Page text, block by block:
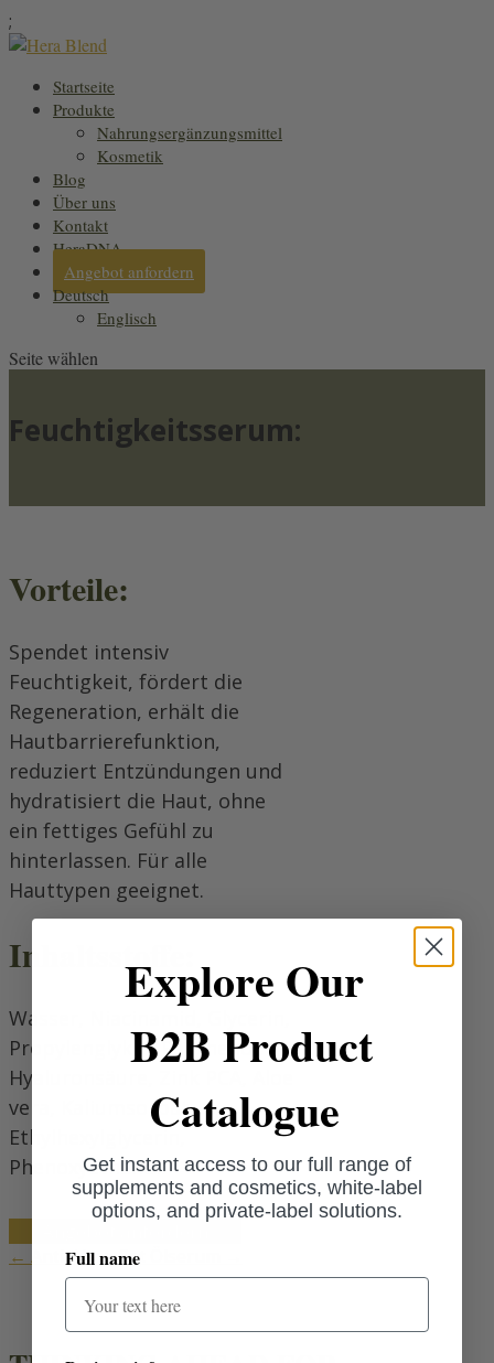
;
Startseite
Produkte
Nahrungsergänzungsmittel
Kosmetik
Blog
Über uns
Kontakt
HeraDNA
Angebot anfordern
Deutsch
Englisch
Seite wählen
Feuchtigkeitsserum:
Vorteile:
Spendet intensiv
Feuchtigkeit, fördert die
Regeneration, erhält die
Hautbarrierefunktion,
reduziert Entzündungen und
hydratisiert die Haut, ohne
ein fettiges Gefühl zu
hinterlassen. Für alle
Hauttypen geeignet.
Inhaltsstoffe:
Wasser, Niacinamid, Glycerin,
Propylenglykol, Panthenol,
Hyaluronsäure, Zink PCA, Aloe
vera, Kaliumsorbat,
Ethylhexylglycerin,
Phenoxyethanol.
← Anti-Akne-Set
Explore Our
B2B Product
Catalogue
Get instant access to our full range of
supplements and cosmetics, white-label
options, and private-label solutions.
Full name